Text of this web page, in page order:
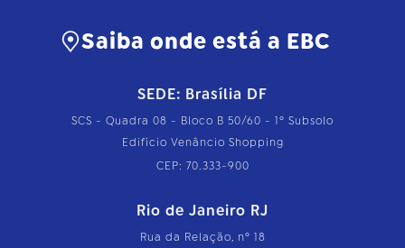
Saiba onde está a EBC
SEDE: Brasília DF
SCS - Quadra 08 - Bloco B 50/60 - 1º Subsolo
Edifício Venâncio Shopping
CEP: 70.333-900
Rio de Janeiro RJ
Rua da Relação, nº 18